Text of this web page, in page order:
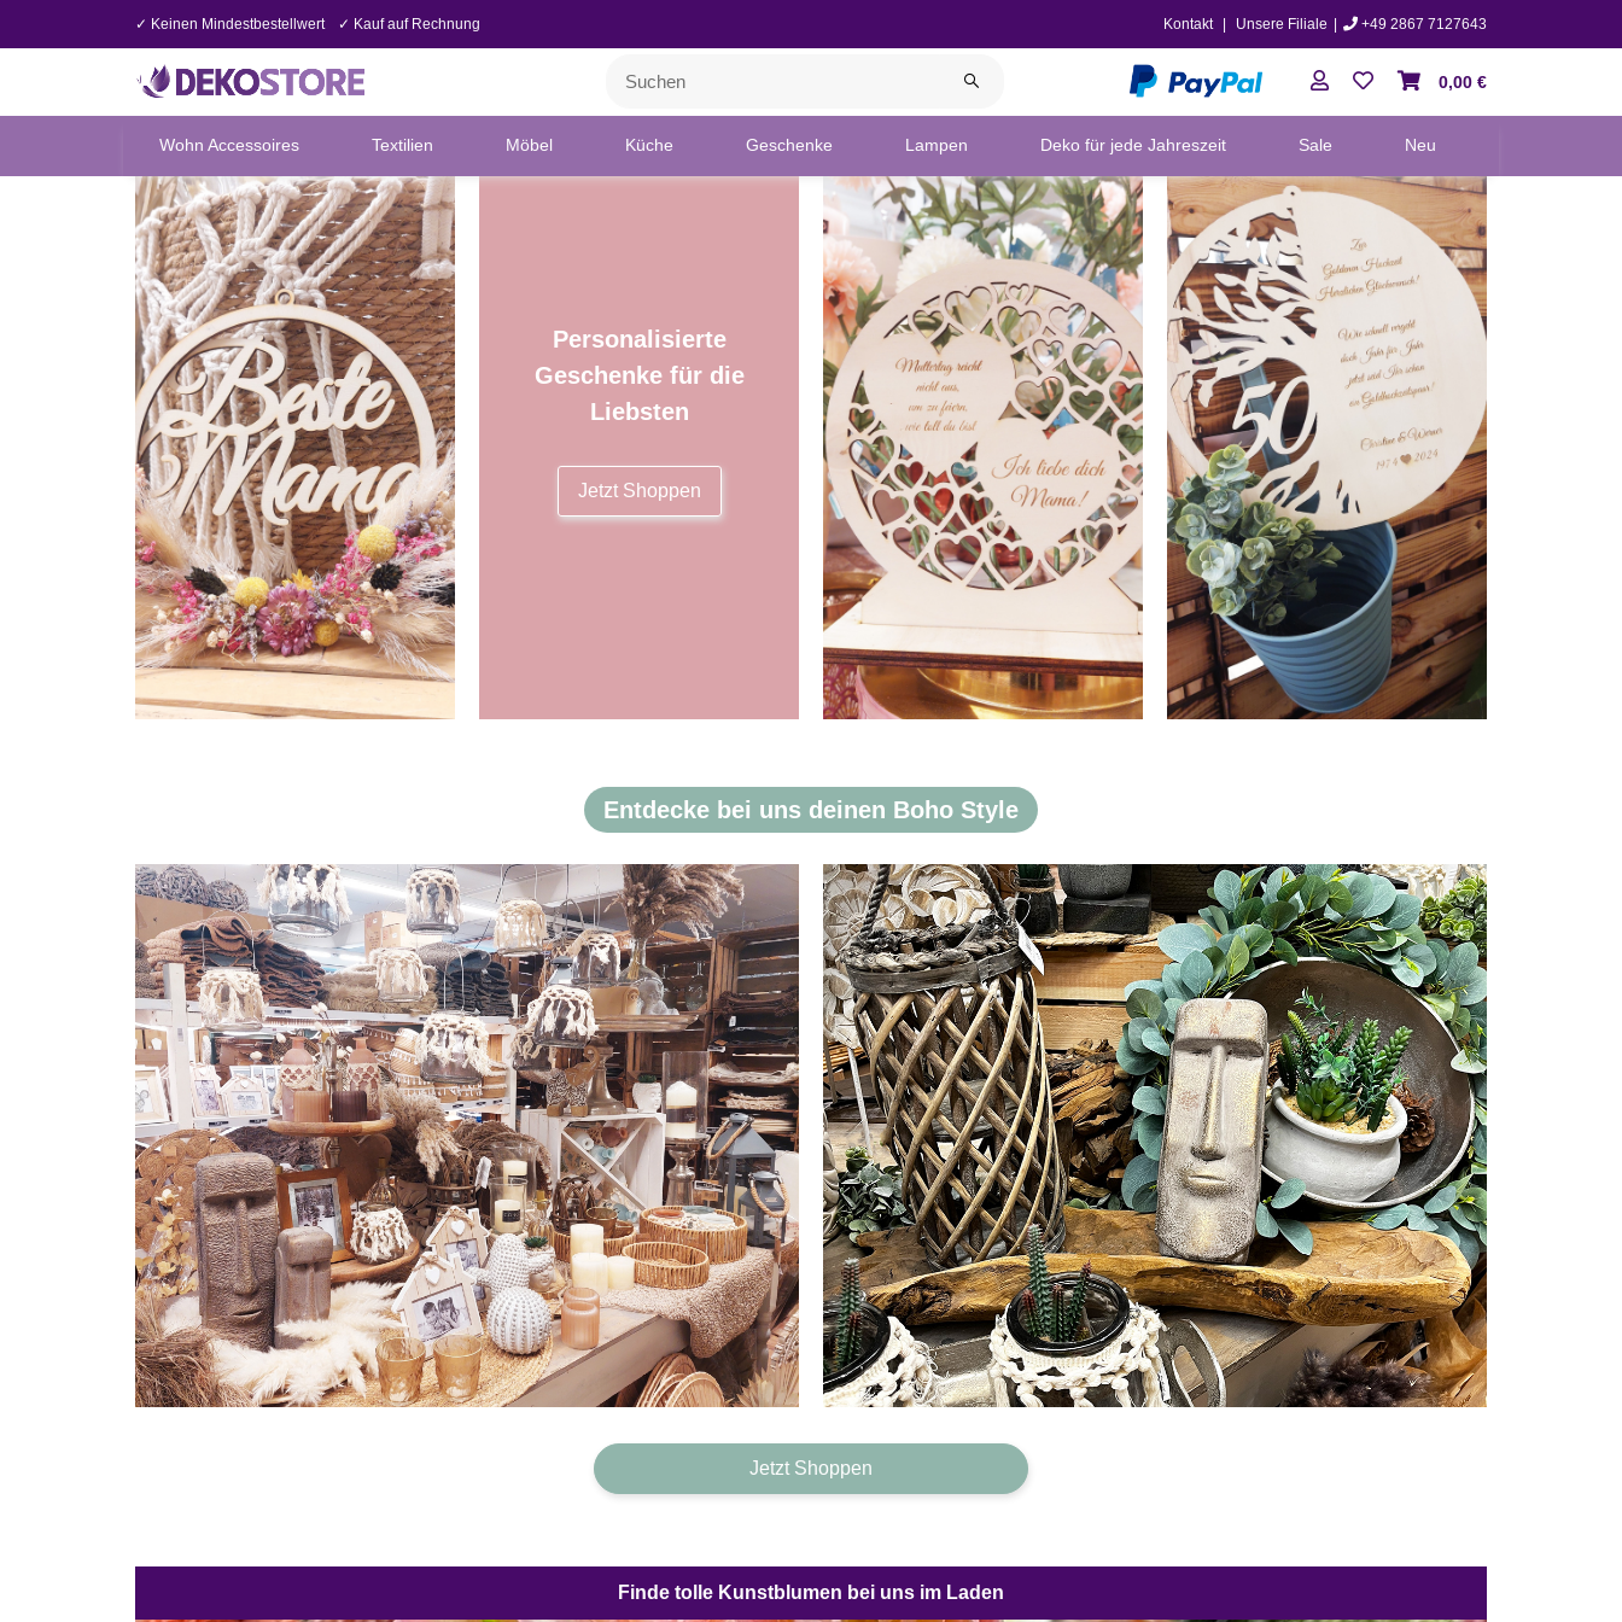
✓ Keinen Mindestbestellwert ✓ Kauf auf Rechnung Kontakt Unsere Filiale +49 2867 7127643
0,00 €
Wohn Accessoires Textilien Möbel Küche Geschenke Lampen Deko für jede Jahreszeit Sale Neu
Personalisierte
Geschenke für die
Liebsten
Jetzt Shoppen
Entdecke bei uns deinen Boho Style
Jetzt Shoppen
Finde tolle Kunstblumen bei uns im Laden